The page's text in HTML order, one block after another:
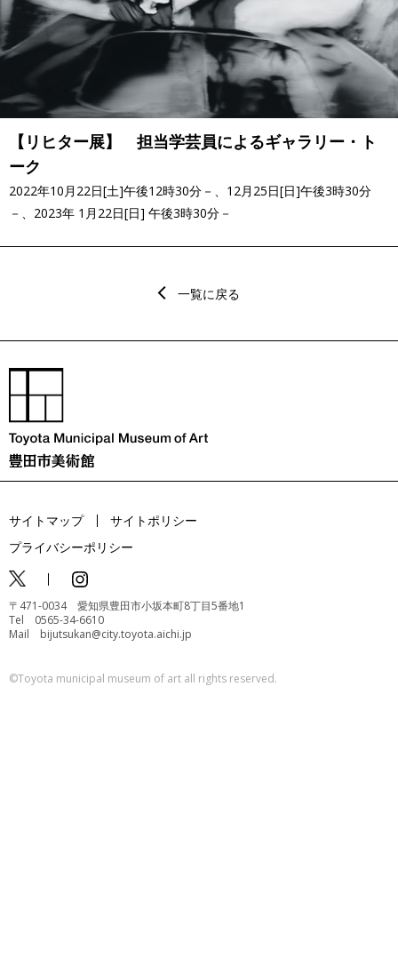
【リヒター展】 担当学芸員によるギャラリー・ト
ーク
2022年10月22日[土]午後12時30分－、12月25日[日]午後3時30分
－、2023年 1月22日[日] 午後3時30分－
一覧に戻る
サイトマップ
サイトポリシー
プライバシーポリシー
〒471-0034 愛知県豊田市小坂本町8丁目5番地1
Tel 0565-34-6610
Mail bijutsukan@city.toyota.aichi.jp
©️Toyota municipal museum of art all rights reserved.